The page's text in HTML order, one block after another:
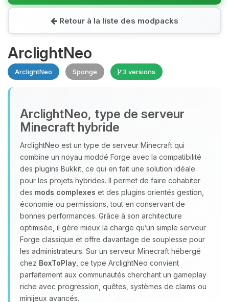
Retour à la liste des modpacks
ArclightNeo
ArclightNeo Sponge 3 versions
ArclightNeo, type de serveur
Minecraft hybride
ArclightNeo est un type de serveur Minecraft qui
combine un noyau moddé Forge avec la compatibilité
des plugins Bukkit, ce qui en fait une solution idéale
pour les projets hybrides. Il permet de faire cohabiter
des mods complexes et des plugins orientés gestion,
économie ou permissions, tout en conservant de
bonnes performances. Grâce à son architecture
optimisée, il gère mieux la charge qu’un simple serveur
Forge classique et offre davantage de souplesse pour
les administrateurs. Sur un serveur Minecraft hébergé
chez BoxToPlay , ce type ArclightNeo convient
parfaitement aux communautés cherchant un gameplay
riche avec progression, quêtes, systèmes de claims ou
minijeux avancés.
Youpi, enfin quelqu’un pour me
parler ! Moi c’est Choupy, ton petit
assistant BoxToPlay. Dis-moi ce dont
tu as besoin et je vais remuer mes
petits circuits pour t’aider.
08/08/2026 à 03:02